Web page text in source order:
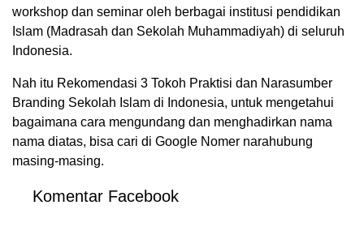
workshop dan seminar oleh berbagai institusi pendidikan
Islam (Madrasah dan Sekolah Muhammadiyah) di seluruh
Indonesia.
Nah itu Rekomendasi 3 Tokoh Praktisi dan Narasumber
Branding Sekolah Islam di Indonesia, untuk mengetahui
bagaimana cara mengundang dan menghadirkan nama
nama diatas, bisa cari di Google Nomer narahubung
masing-masing.
Komentar Facebook